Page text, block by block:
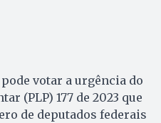
votar a urgência do
(PLP) 177 de 2023 que
de deputados federais